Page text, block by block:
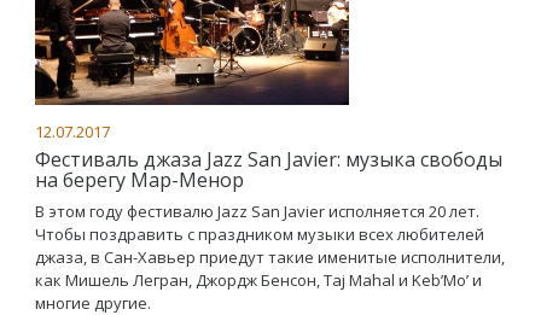
12.07.2017
Фестиваль джаза Jazz San Javier: музыка свободы
на берегу Мар-Менор
В этом году фестивалю Jazz San Javier исполняется 20 лет.
Чтобы поздравить с праздником музыки всех любителей
джаза, в Сан-Хавьер приедут такие именитые исполнители,
как Мишель Легран, Джордж Бенсон, Taj Mahal и Keb’Mo’ и
многие другие.